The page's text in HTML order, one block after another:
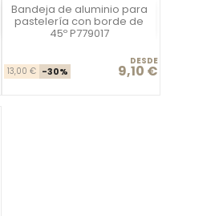
Bandeja de aluminio para
pastelería con borde de
45º P779017
Precio base
13,00 € -30% Precio
DESDE
9,10 €

Vista rápida